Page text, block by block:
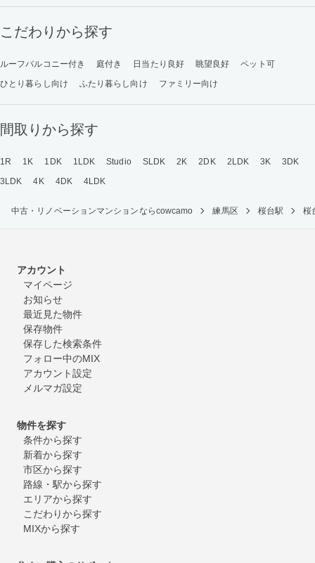
こだわりから探す
ルーフバルコニー付き 庭付き 日当たり良好 眺望良好
ペット可
ひとり暮らし向け
ふたり暮らし向け ファミリー向け
間取りから探す
1R 1K 1DK 1LDK Studio SLDK 2K 2DK 2LDK 3K
3DK
3LDK
4K 4DK 4LDK
中古・リノベーションマンションならcowcamo 練馬区 桜台駅 桜
アカウント
マイページ
お知らせ
最近見た物件
保存物件
保存した検索条件
フォロー中のMIX
アカウント設定
メルマガ設定
物件を探す
条件から探す
新着から探す
市区から探す
路線・駅から探す
エリアから探す
こだわりから探す
MIXから探す